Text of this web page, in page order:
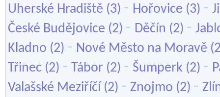
Uherské Hradiště (3) - Hořovice (3) -
České Budějovice (2) - Děčín (2) -
Kladno (2) - Nové Město na Moravě
Třinec (2) - Tábor (2) - Šumperk (2) -
Valašské Meziříčí (2) - Znojmo (2) -